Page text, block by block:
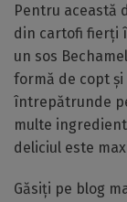
Pentru această
din cartofi fierți
un sos
formă de copt
întrepătrunde
multe
deliciul este
Găsiți pe blog